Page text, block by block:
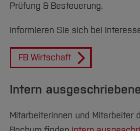
Prüfung & Besteuerung.
Informieren Sie sich bei
FB Wirtschaft
Intern
Mitarbeiterinnen und Mitarbeiter